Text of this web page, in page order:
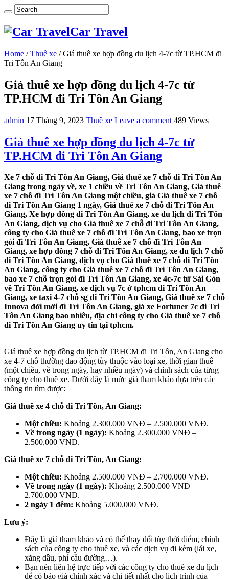
Car Travel
Home / Thuê xe / Giá thuê xe hợp đồng du lịch 4-7c từ TP.HCM đi
Tri Tôn An Giang
Giá thuê xe hợp đồng du lịch 4-7c từ
TP.HCM đi Tri Tôn An Giang
admin 17 Tháng 9, 2023 Thuê xe Leave a comment 489 Views
Giá thuê xe hợp đồng du lịch 4-7c từ
TP.HCM đi Tri Tôn An Giang
Xe 7 chỗ đi Tri Tôn An Giang, Giá thuê xe 7 chỗ đi Tri Tôn An
Giang trong ngày về, xe 1 chiều về Tri Tôn An Giang, Giá thuê
xe 7 chỗ đi Tri Tôn An Giang một chiều, giá Giá thuê xe 7 chỗ
đi Tri Tôn An Giang 1 ngày, Giá thuê xe 7 chỗ đi Tri Tôn An
Giang, Xe hợp đồng đi Tri Tôn An Giang, xe du lịch đi Tri Tôn
An Giang, dịch vụ cho Giá thuê xe 7 chỗ đi Tri Tôn An Giang,
công ty cho Giá thuê xe 7 chỗ đi Tri Tôn An Giang, bao xe trọn
gói đi Tri Tôn An Giang, Giá thuê xe 7 chỗ đi Tri Tôn An
Giang, xe hợp đồng 7 chỗ đi Tri Tôn An Giang, xe du lịch 7 chỗ
đi Tri Tôn An Giang, dịch vụ cho Giá thuê xe 7 chỗ đi Tri Tôn
An Giang, công ty cho Giá thuê xe 7 chỗ đi Tri Tôn An Giang,
bao xe 7 chỗ trọn gói đi Tri Tôn An Giang, xe 4c-7c từ Sài Gòn
về Tri Tôn An Giang, xe dịch vụ 7c ở tphcm đi Tri Tôn An
Giang, xe taxi 4-7 chỗ sg đi Tri Tôn An Giang, Giá thuê xe 7 chỗ
Innova đời mới đi Tri Tôn An Giang, giá xe Fortuner 7c đi Tri
Tôn An Giang bao nhiêu, địa chỉ công ty cho Giá thuê xe 7 chỗ
đi Tri Tôn An Giang uy tín tại tphcm.
Giá thuê xe hợp đồng du lịch từ TP.HCM đi Tri Tôn, An Giang cho
xe 4-7 chỗ thường dao động tùy thuộc vào loại xe, thời gian thuê
(một chiều, về trong ngày, hay nhiều ngày) và chính sách của từng
công ty cho thuê xe. Dưới đây là mức giá tham khảo dựa trên các
thông tin tìm được:
Giá thuê xe 4 chỗ đi Tri Tôn, An Giang:
Một chiều: Khoảng 2.300.000 VNĐ – 2.500.000 VNĐ.
Về trong ngày (1 ngày): Khoảng 2.300.000 VNĐ –
2.500.000 VNĐ.
Giá thuê xe 7 chỗ đi Tri Tôn, An Giang:
Một chiều: Khoảng 2.500.000 VNĐ – 2.700.000 VNĐ.
Về trong ngày (1 ngày): Khoảng 2.500.000 VNĐ –
2.700.000 VNĐ.
2 ngày 1 đêm: Khoảng 5.000.000 VNĐ.
Lưu ý:
Đây là giá tham khảo và có thể thay đổi tùy thời điểm, chính
sách của công ty cho thuê xe, và các dịch vụ đi kèm (lái xe,
xăng dầu, phí cầu đường…).
Bạn nên liên hệ trực tiếp với các công ty cho thuê xe du lịch
để có báo giá chính xác và chi tiết nhất cho lịch trình của